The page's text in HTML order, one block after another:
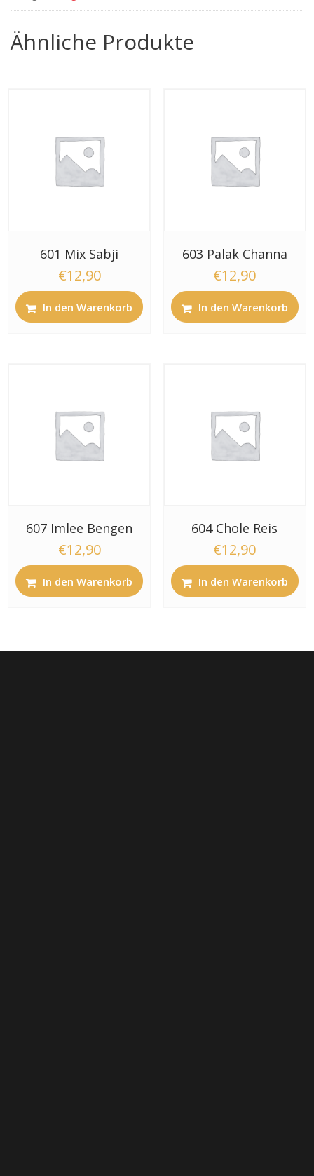
Ähnliche Produkte
601 Mix Sabji
€12,90
In den Warenkorb
603 Palak Channa
€12,90
In den Warenkorb
607 Imlee Bengen
€12,90
In den Warenkorb
604 Chole Reis
€12,90
In den Warenkorb